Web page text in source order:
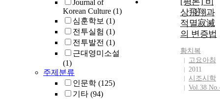
Journal of
Korean Culture (1)
심훈학보 (1)
전투실험 (1)
전투발전 (1)
근대영미소설
(1)
주제분류
인문학 (125)
기타 (94)
상飛翔과
적멸寂滅
의 변증법
황치복
고요아침
2011
시조시학
Vol.38